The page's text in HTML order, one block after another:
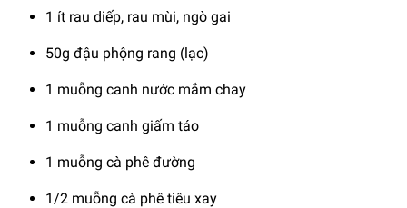
1 ít rau diếp, rau mùi, ngò gai
50g đậu phộng rang (lạc)
1 muỗng canh nước mắm chay
1 muỗng canh giấm táo
1 muỗng cà phê đường
1/2 muỗng cà phê tiêu xay